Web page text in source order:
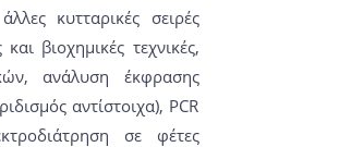
κυτταρικές σειρές
βιοχημικές τεχνικές,
ανάλυση έκφρασης
αντίστοιχα), PCR
σε φέτες